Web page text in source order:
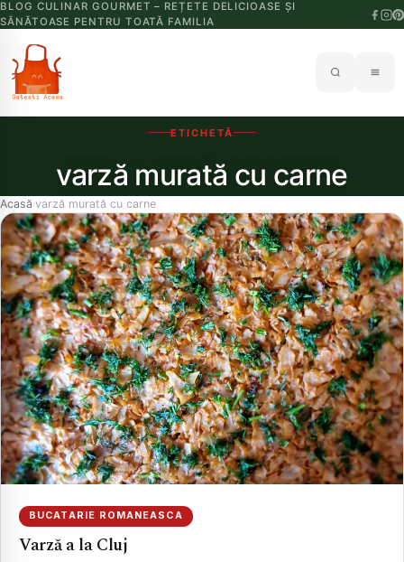
BLOG CULINAR GOURMET – REȚETE DELICIOASE ȘI
SĂNĂTOASE PENTRU TOATĂ FAMILIA
ETICHETĂ
varză murată cu carne
Acasă›varză murată cu carne
BUCATARIE ROMANEASCA
Varză a la Cluj